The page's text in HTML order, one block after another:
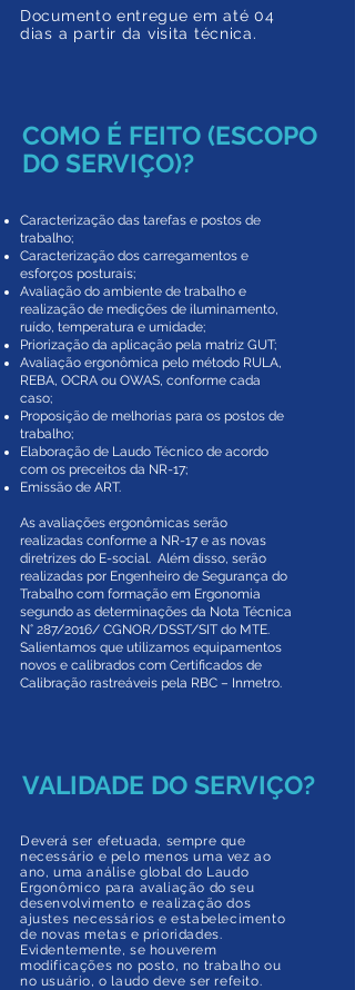
Documento entregue em até 04
dias a partir da visita técnica.
COMO É FEITO (ESCOPO
DO SERVIÇO)?
Caracterização das tarefas e postos de
trabalho;
Caracterização dos carregamentos e
esforços posturais;
Avaliação do ambiente de trabalho e
realização de medições de iluminamento,
ruído, temperatura e umidade;
Priorização da aplicação pela matriz GUT;
Avaliação ergonômica pelo método RULA,
REBA, OCRA ou OWAS, conforme cada
caso;
Proposição de melhorias para os postos de
trabalho;
Elaboração de Laudo Técnico de acordo
com os preceitos da NR-17;
Emissão de ART.
As avaliações ergonômicas serão
realizadas conforme a NR-17 e as novas
diretrizes do E-social. Além disso, serão
realizadas por Engenheiro de Segurança do
Trabalho com formação em Ergonomia
segundo as determinações da Nota Técnica
N° 287/2016/ CGNOR/DSST/SIT do MTE.
Salientamos que utilizamos equipamentos
novos e calibrados com Certificados de
Calibração rastreáveis pela RBC – Inmetro.
VALIDADE DO SERVIÇO?
Deverá ser efetuada, sempre que
necessário e pelo menos uma vez ao
ano, uma análise global do Laudo
Ergonômico para avaliação do seu
desenvolvimento e realização dos
ajustes necessários e estabelecimento
de novas metas e prioridades.
Evidentemente, se houverem
modificações no posto, no trabalho ou
no usuário, o laudo deve ser refeito.